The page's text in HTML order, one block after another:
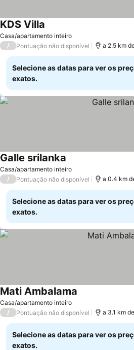
Casa/apartamento inteiro
KDS Villa
/ Pontuação não disponível a 2.5 km
Selecione as datas para ver os
exatos.
Casa/apartamento inteiro
Galle srilanka
/ Pontuação não disponível a 0.4 km
Selecione as datas para ver os
exatos.
Casa/apartamento inteiro
Mati Ambalama
/ Pontuação não disponível a 3.1 km
Selecione as datas para ver os
exatos.